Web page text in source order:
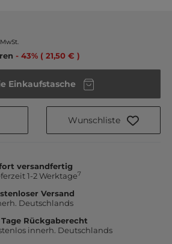
- 43% ( 21,50 € )
Einkaufstasche
Wunschliste
versandfertig
1-2 Werktage7
Versand
Deutschlands
Rückgaberecht
innerh. Deutschlands